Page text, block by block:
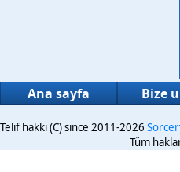
Ana sayfa Bize
Telif hakkı (C) since 2011-2026
Tüm